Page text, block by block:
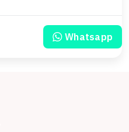
Whatsapp